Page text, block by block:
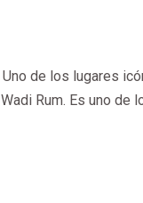
Uno de los lugares
Wadi Rum. Es uno de